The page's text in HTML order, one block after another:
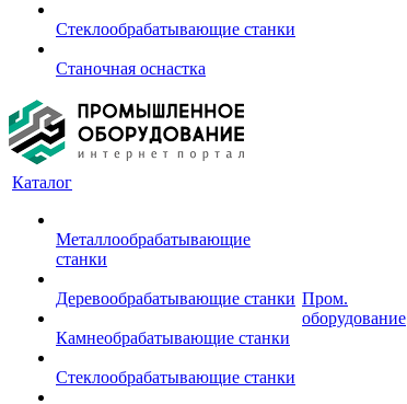
Стеклообрабатывающие станки
Станочная оснастка
Каталог
Металлообрабатывающие
станки
Деревообрабатывающие станки
Камнеобрабатывающие станки
Стеклообрабатывающие станки
Пром.
оборудование